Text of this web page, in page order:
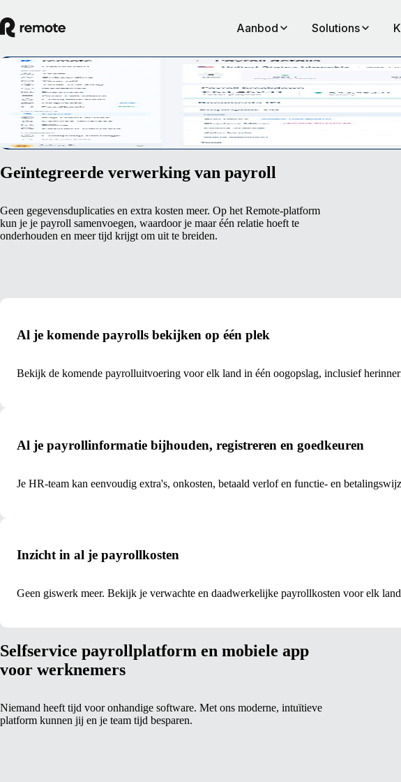
Aanbod Solutions
Gestroomlijnd payrollmanagement
Als je je werknemers betaalt via Remote, heb je in één oogopslag inzicht in je
Demo boeken
Geïntegreerde verwerking van payroll
Geen gegevensduplicaties en extra kosten meer. Op het Remote-platform
kun je je payroll samenvoegen, waardoor je maar één relatie hoeft te
onderhouden en meer tijd krijgt om uit te breiden.
Al je komende payrolls bekijken op één plek
Bekijk de komende payrolluitvoering voor elk land in één oogopslag, inclusief
Al je payrollinformatie bijhouden, registreren en goedkeuren
Je HR-team kan eenvoudig extra's, onkosten, betaald verlof en functie- en
Inzicht in al je payrollkosten
Geen giswerk meer. Bekijk je verwachte en daadwerkelijke payrollkosten voor elk
Selfservice payrollplatform en mobiele app
voor werknemers
Niemand heeft tijd voor onhandige software. Met ons moderne, intuïtieve
platform kunnen jij en je team tijd besparen.